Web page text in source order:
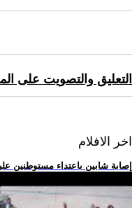
التعليق والتصويت على
اخر الافلام
.. إصابة شابين باعتداء مستوطنين